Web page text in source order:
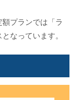
プランでは「ラ
なっています。